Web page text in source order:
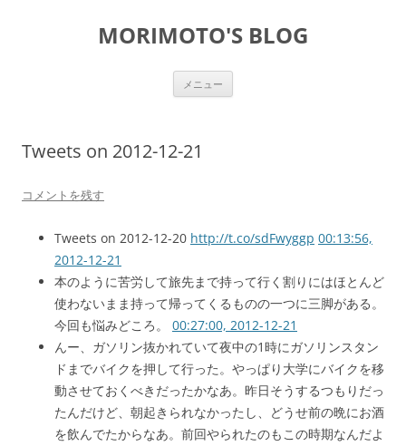
MORIMOTO'S BLOG
メニュー
Tweets on 2012-12-21
コメントを残す
Tweets on 2012-12-20 http://t.co/sdFwyggp 00:13:56,
2012-12-21
本のように苦労して旅先まで持って行く割りにはほとんど
使わないまま持って帰ってくるものの一つに三脚がある。
今回も悩みどころ。 00:27:00, 2012-12-21
んー、ガソリン抜かれていて夜中の1時にガソリンスタン
ドまでバイクを押して行った。やっぱり大学にバイクを移
動させておくべきだったかなあ。昨日そうするつもりだっ
たんだけど、朝起きられなかったし、どうせ前の晩にお酒
を飲んでたからなあ。前回やられたのもこの時期なんだよ